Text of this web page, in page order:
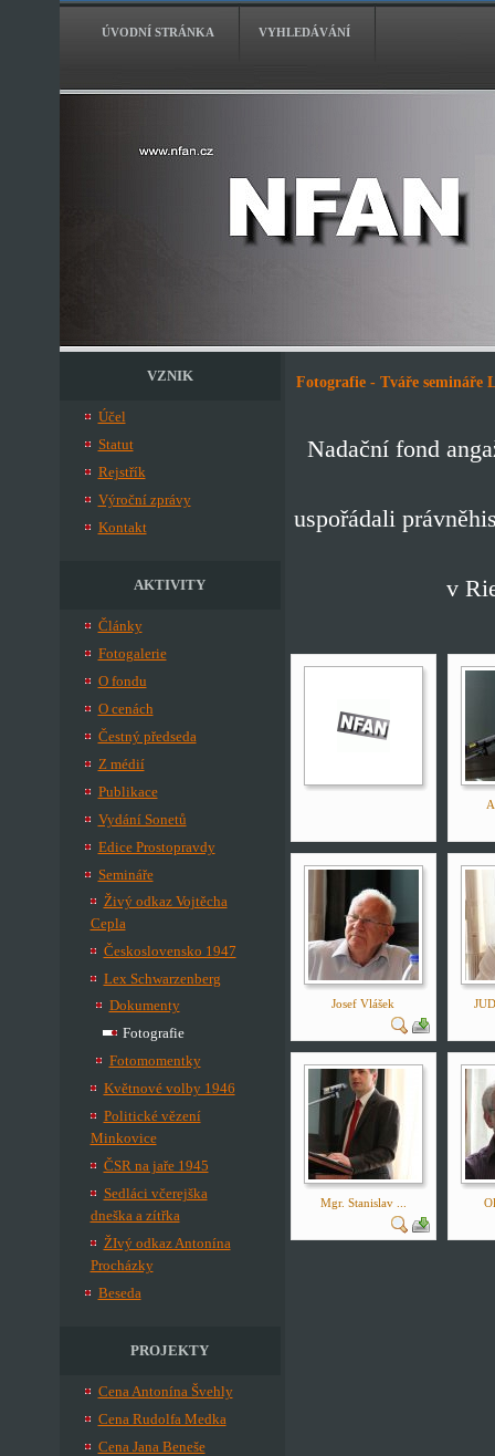
ÚVODNÍ STRÁNKA VYHLEDÁVÁNÍ
VZNIK
Účel
Statut
Rejstřík
Výroční zprávy
Kontakt
AKTIVITY
Články
Fotogalerie
O fondu
O cenách
Čestný předseda
Z médií
Publikace
Vydání Sonetů
Edice Prostopravdy
Semináře
Živý odkaz Vojtěcha
Cepla
Československo 1947
Lex Schwarzenberg
Dokumenty
Fotografie
Fotomomentky
Květnové volby 1946
Politické vězení
Minkovice
ČSR na jaře 1945
Sedláci včerejška
dneška a zítřka
ŽIvý odkaz Antonína
Procházky
Beseda
PROJEKTY
Cena Antonína Švehly
Cena Rudolfa Medka
Cena Jana Beneše
Fotografie - Tváře semináře
Nadační fond
uspořádali
v
Josef Vlášek
Mgr. Stanislav ...